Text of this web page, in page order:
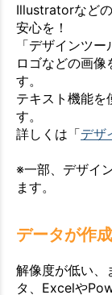
Illustratorなど
安心を！
「デザインツ
ロゴなどの画像
す。
テキスト機能を
す。
詳しくは「デザ
※一部、デザイ
ます。
データが作
解像度が低い、
タ、Excelや